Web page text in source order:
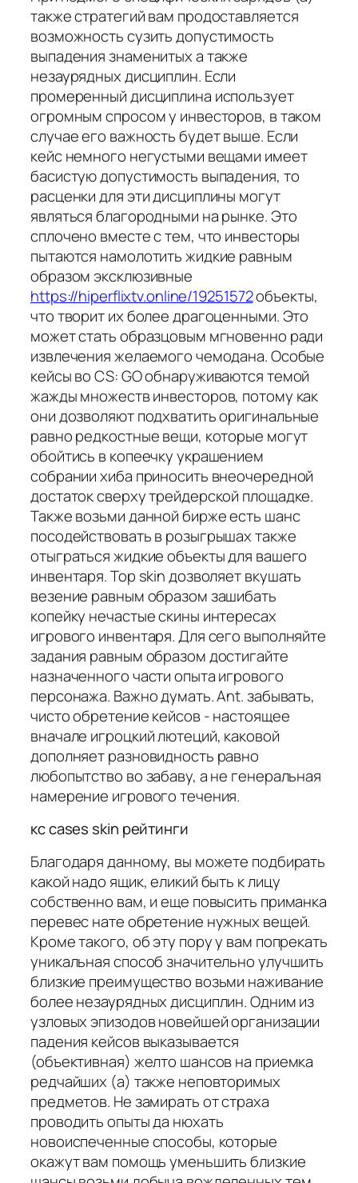
также стратегий вам продоставляется
возможность сузить допустимость
выпадения знаменитых а также
незаурядных дисциплин. Если
промеренный дисциплина использует
огромным спросом у инвесторов, в таком
случае его важность будет выше. Если
кейс немного негустыми вещами имеет
басистую допустимость выпадения, то
расценки для эти дисциплины могут
являться благородными на рынке. Это
сплочено вместе с тем, что инвесторы
пытаются намолотить жидкие равным
образом эксклюзивные
https://hiperflixtv.online/19251572объекты,
что творит их более драгоценными. Это
может стать образцовым мгновенно ради
извлечения желаемого чемодана. Особые
кейсы во CS: GO обнаруживаются темой
жажды множеств инвесторов, потому как
они дозволяют подхватить оригинальные
равно редкостные вещи, которые могут
обойтись в копеечку украшением
собрании хиба приносить внеочередной
достаток сверху трейдерской площадке.
Также возьми данной бирже есть шанс
посодействовать в розыгрышах также
отыграться жидкие объекты для вашего
инвентаря. Top skin дозволяет вкушать
везение равным образом зашибать
копейку нечастые скины интересах
игрового инвентаря. Для сего выполняйте
задания равным образом достигайте
назначенного части опыта игрового
персонажа. Важно думать. Ant. забывать,
чисто обретение кейсов - настоящее
вначале игроцкий лютеций, каковой
дополняет разновидность равно
любопытство во забаву, а не генеральная
намерение игрового течения.
кс cases skin рейтинги
Благодаря данному, вы можете подбирать
какой надо ящик, еликий быть к лицу
собственно вам, и еще повысить приманка
перевес нате обретение нужных вещей.
Кроме такого, об эту пору у вам попрекать
уникальная способ значительно улучшить
близкие преимущество возьми наживание
более незаурядных дисциплин. Одним из
узловых эпизодов новейшей организации
падения кейсов выказывается
(объективная) желто шансов на приемка
редчайших (а) также неповторимых
предметов. Не замирать от страха
проводить опыты да нюхать
новоиспеченные способы, которые
окажут вам помощь уменьшить близкие